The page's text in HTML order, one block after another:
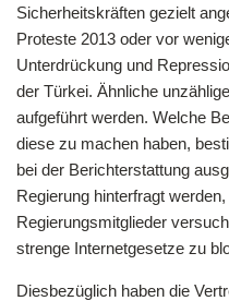
Sicherheitskräften gezielt
Proteste 2013 oder vor
Unterdrückung und
der Türkei. Ähnliche
aufgeführt werden. Welche
diese zu machen haben,
bei der Berichterstattung
Regierung hinterfragt
Regierungsmitglieder
strenge Internetgesetze zu
Diesbezüglich haben die